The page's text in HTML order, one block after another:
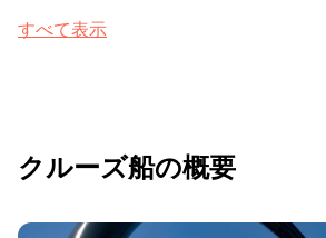
すべて表示
クルーズ船の概要